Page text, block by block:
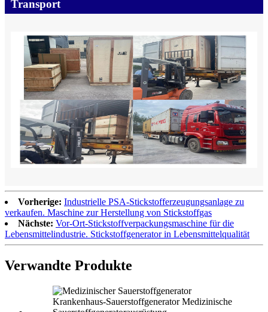
Transport
Vorherige: Industrielle PSA-Stickstofferzeugungsanlage zu
verkaufen. Maschine zur Herstellung von Stickstoffgas
Nächste: Vor-Ort-Stickstoffverpackungsmaschine für die
Lebensmittelindustrie. Stickstoffgenerator in Lebensmittelqualität
Verwandte Produkte